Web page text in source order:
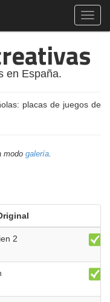
en España.
placas de juegos de
modo galería.
2